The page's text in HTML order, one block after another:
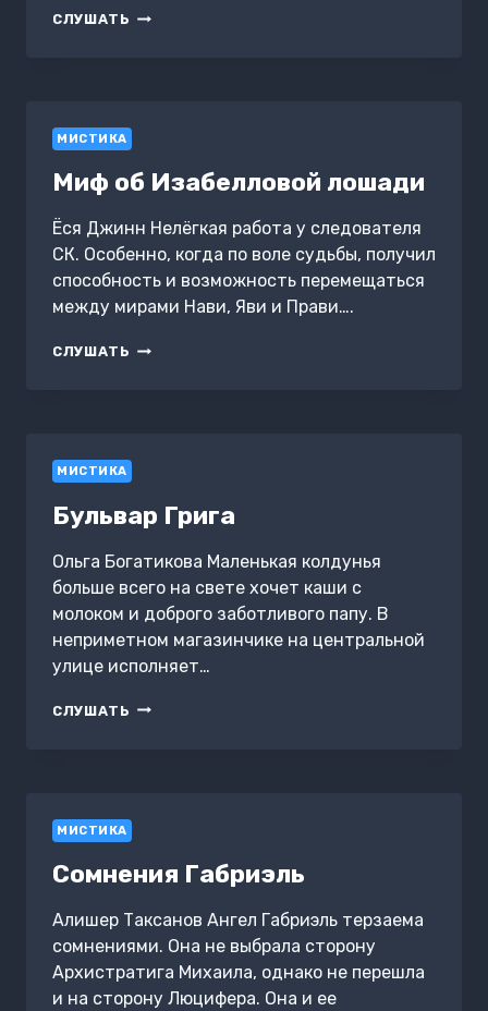
СЛУШАТЬ В
МИСТИКА
Миф об Изабелловой лошади
Ёся Джинн Нелёгкая работа у следователя
СК. Особенно, когда по воле судьбы, получил
способность и возможность перемещаться
между мирами Нави, Яви и Прави….
СЛУШАТЬ МИФ
МИСТИКА
Бульвар Грига
Ольга Богатикова Маленькая колдунья
больше всего на свете хочет каши с
молоком и доброго заботливого папу. В
неприметном магазинчике на центральной
улице исполняет…
СЛУШАТЬ БУЛЬВАР
МИСТИКА
Сомнения Габриэль
Алишер Таксанов Ангел Габриэль терзаема
сомнениями. Она не выбрала сторону
Архистратига Михаила, однако не перешла
и на сторону Люцифера. Она и ее